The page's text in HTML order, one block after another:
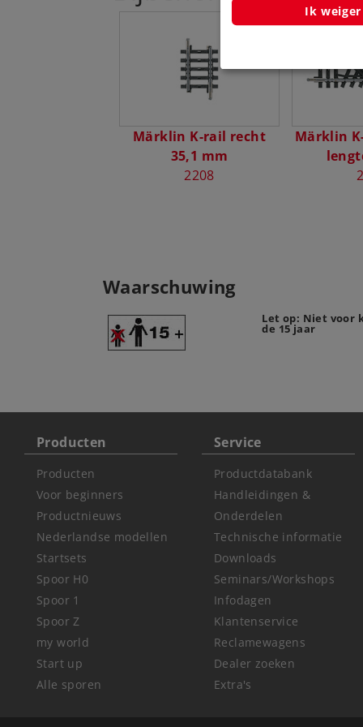
Märklin K-rail recht
35,1 mm
2208
Märklin
Waarschuwing
Let op: Niet voor
de 15 jaar
Producten
Producten
Voor beginners
Productnieuws
Nederlandse modellen
Startsets
Spoor H0
Spoor 1
Spoor Z
my world
Start up
Alle sporen
Service
Productdatabank
Handleidingen &
Onderdelen
Technische informatie
Downloads
Seminars/Workshops
Infodagen
Klantenservice
Reclamewagens
Dealer zoeken
Extra's
Ik weiger